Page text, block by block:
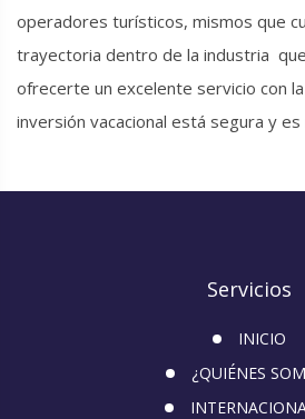
operadores turísticos, mismos que
trayectoria dentro de la industria
ofrecerte un excelente servicio con
inversión vacacional está segura y
Servicios
INICIO
¿QUIÉNES